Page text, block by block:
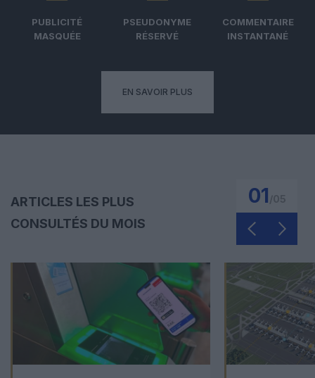
PUBLICITÉ
MASQUÉE
PSEUDONYME
RÉSERVÉ
COMMENTAIRE
INSTANTANÉ
EN SAVOIR PLUS
ARTICLES LES PLUS
CONSULTÉS DU MOIS
01